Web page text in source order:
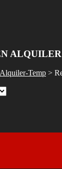
Alquiler-Temp >